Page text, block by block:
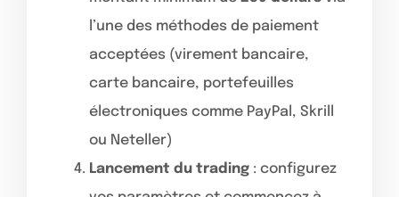
l’une des méthodes de paiement
acceptées (virement bancaire,
carte bancaire, portefeuilles
électroniques comme PayPal, Skrill
ou Neteller)
Lancement du trading : configurez